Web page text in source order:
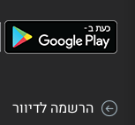
הרשמה לדיוור